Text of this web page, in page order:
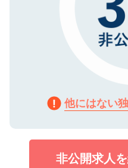
他にはない
非公開求人